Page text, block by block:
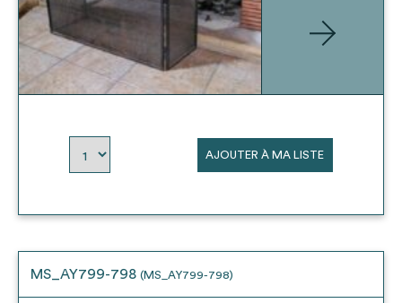
AJOUTER À MA LISTE
MS_AY799-798 (MS_AY799-798)